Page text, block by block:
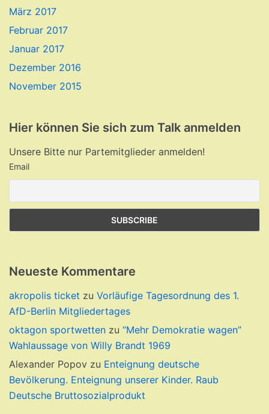
März 2017
Februar 2017
Januar 2017
Dezember 2016
November 2015
Hier können Sie sich zum Talk anmelden
Unsere Bitte nur Partemitglieder anmelden!
Email
Neueste Kommentare
akropolis ticket zu Vorläufige Tagesordnung des 1.
AfD-Berlin Mitgliedertages
oktagon sportwetten zu “Mehr Demokratie wagen”
Wahlaussage von Willy Brandt 1969
Alexander Popov zu Enteignung deutsche
Bevölkerung. Enteignung unserer Kinder. Raub
Deutsche Bruttosozialprodukt